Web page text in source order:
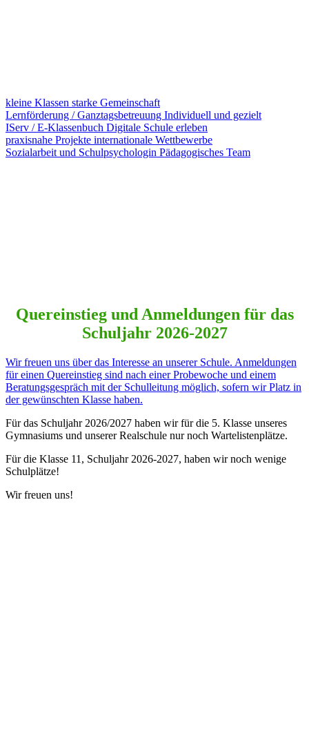
kleine Klassen starke Gemeinschaft
Lernförderung / Ganztagsbetreuung Individuell und gezielt
IServ / E-Klassenbuch Digitale Schule erleben
praxisnahe Projekte internationale Wettbewerbe
Sozialarbeit und Schulpsychologin Pädagogisches Team
Quereinstieg und Anmeldungen für das
Schuljahr 2026-2027
Wir freuen uns über das Interesse an unserer Schule. Anmeldungen
für einen Quereinstieg sind nach einer Probewoche und einem
Beratungsgespräch mit der Schulleitung möglich, sofern wir Platz in
der gewünschten Klasse haben.
Für das Schuljahr 2026/2027 haben wir für die 5. Klasse unseres
Gymnasiums und unserer Realschule nur noch Wartelistenplätze.
Für die Klasse 11, Schuljahr 2026-2027, haben wir noch wenige
Schulplätze!
Wir freuen uns!